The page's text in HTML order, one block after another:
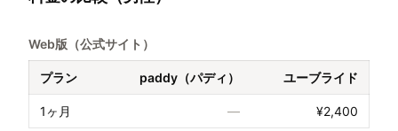
Web版（公式サイト）
プラン paddy（パディ） ユーブライド
1ヶ月 — ¥2,400